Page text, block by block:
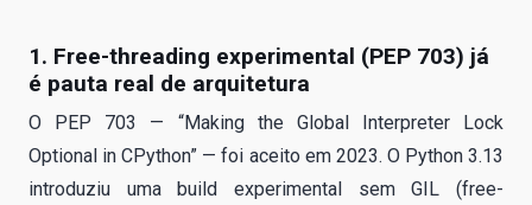
1. Free-threading experimental (PEP 703) já
é pauta real de arquitetura
O PEP 703 — “Making the Global Interpreter Lock
Optional in CPython” — foi aceito em 2023. O Python 3.13
introduziu uma build experimental sem GIL (free-